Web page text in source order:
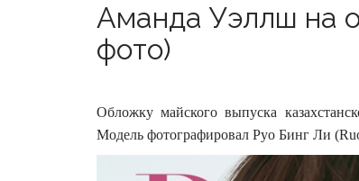
Аманда Уэллш на
фото)
Обложку майского выпуска
Модель фотографировал Руо Бинг Ли